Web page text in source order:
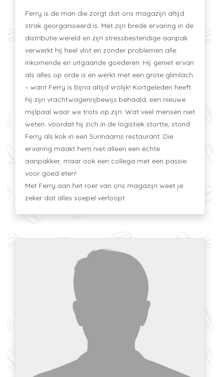
Ferry is de man die zorgt dat ons magazijn altijd
strak georganiseerd is. Met zijn brede ervaring in de
distributie wereld en zijn stressbestendige aanpak
verwerkt hij heel vlot en zonder problemen alle
inkomende en uitgaande goederen. Hij geniet ervan
als alles op orde is en werkt met een grote glimlach
– want Ferry is bijna altijd vrolijk! Kortgeleden heeft
hij zijn vrachtwagenrijbewijs behaald, een nieuwe
mijlpaal waar we trots op zijn. Wat veel mensen niet
weten: voordat hij zich in de logistiek stortte, stond
Ferry als kok in een Surinaams restaurant. Die
ervaring maakt hem niet alleen een echte
aanpakker, maar ook een collega met een passie
voor goed eten!
Met Ferry aan het roer van ons magazijn weet je
zeker dat alles soepel verloopt.